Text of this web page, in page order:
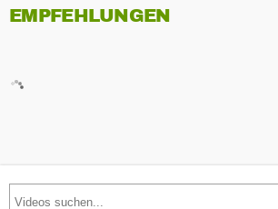
EMPFEHLUNGEN